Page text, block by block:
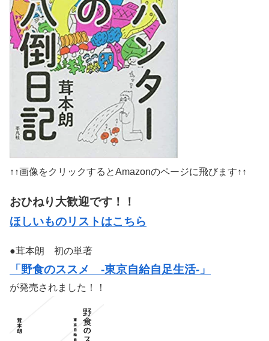
↑↑画像をクリックするとAmazonのページに飛びます↑↑
おひねり大歓迎です！！
ほしいものリストはこちら
●茸本朗 初の単著
「野食のススメ -東京自給自足生活-」
が発売されました！！